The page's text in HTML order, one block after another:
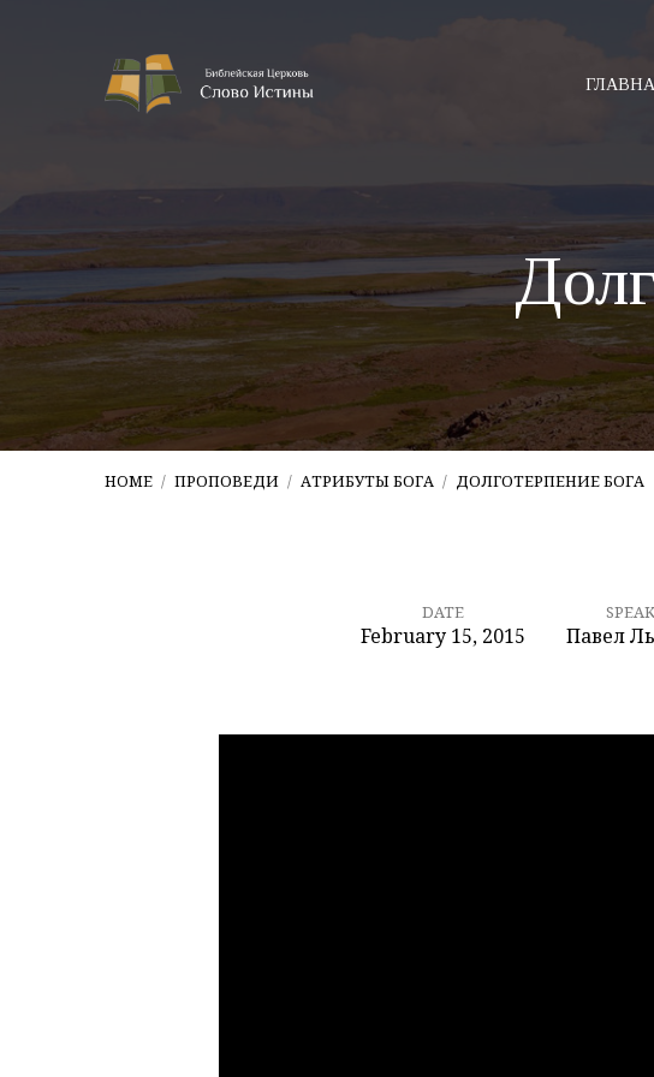
HOME / ПРОПОВЕДИ / АТРИБУТЫ БОГА / ДОЛГОТЕРПЕНИЕ БОГА
Бога
DATE
February 15, 2015 Павел